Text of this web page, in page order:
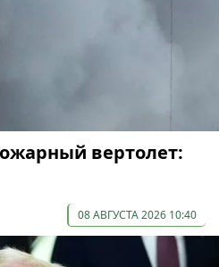
вертолет:
08 АВГУСТА 2026 10:40